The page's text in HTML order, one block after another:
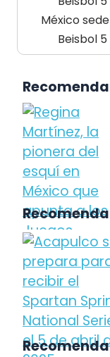
México
Beisbol